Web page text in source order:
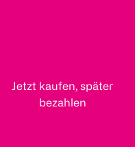
Jetzt kaufen, später
bezahlen